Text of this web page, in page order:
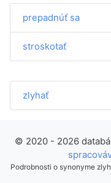
prepadnúť sa
stroskotať
zlyhať
© 2020 - 2026
Podrobnosti o synonyme